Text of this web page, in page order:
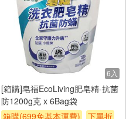
6入
[箱購]皂福EcoLiving肥皂精-抗菌
防1200g克 x 6Bag袋
箱購(699免基本運費)
下單折